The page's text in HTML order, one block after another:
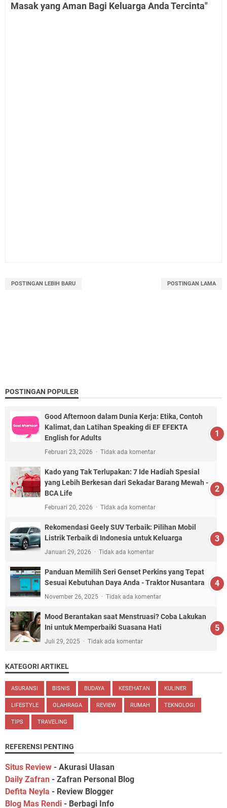
Masak yang Aman Bagi Keluarga Anda Tercinta"
POSTINGAN LEBIH BARU POSTINGAN LAMA
POSTINGAN POPULER
Good Afternoon dalam Dunia Kerja: Etika, Contoh
Kalimat, dan Latihan Speaking di EF EFEKTA
English for Adults
Februari 23, 2026 Tidak ada komentar
Kado yang Tak Terlupakan: 7 Ide Hadiah Spesial
yang Lebih Berkesan dari Sekadar Barang Mewah -
BCA Life
Februari 20, 2026 Tidak ada komentar
Rekomendasi Geely SUV Terbaik: Pilihan Mobil
Listrik Terbaik di Indonesia untuk Keluarga
Januari 29, 2026 Tidak ada komentar
Panduan Memilih Seri Genset Perkins yang Tepat
Sesuai Kebutuhan Daya Anda - Traktor Nusantara
November 26, 2025 Tidak ada komentar
Mood Berantakan saat Menstruasi? Coba Lakukan
Ini untuk Memperbaiki Suasana Hati
Juli 29, 2025 Tidak ada komentar
KATEGORI ARTIKEL
ASURANSI BISNIS BUDAYA KESEHATAN KULINER
LIFESTYLE OLAHRAGA REVIEW RUMAH TEKNOLOGI
TIPS TRAVELING
REFERENSI PENTING
Situs Review - Akurasi Ulasan
Daily Zafran - Zafran Personal Blog
Defita Neyla - Review Blogger
Blog Mas Rendi - Berbagi Info